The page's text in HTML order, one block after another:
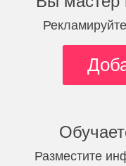
Разместите